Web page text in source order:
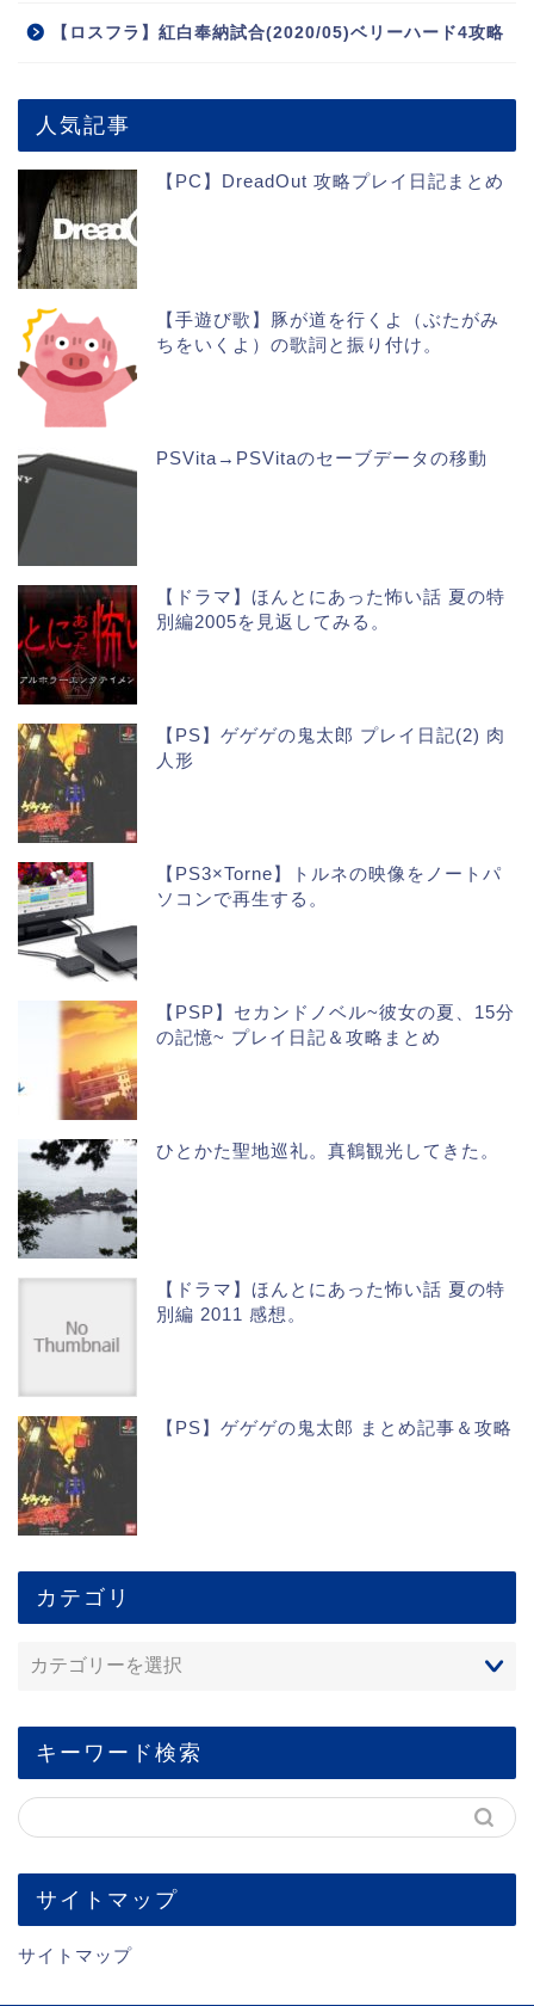
【ロスフラ】紅白奉納試合(2020/05)ベリーハード4攻略
人気記事
【PC】DreadOut 攻略プレイ日記まとめ
【手遊び歌】豚が道を行くよ（ぶたがみ
ちをいくよ）の歌詞と振り付け。
PSVita→PSVitaのセーブデータの移動
【ドラマ】ほんとにあった怖い話 夏の特
別編2005を見返してみる。
【PS】ゲゲゲの鬼太郎 プレイ日記(2) 肉
人形
【PS3×Torne】トルネの映像をノートパ
ソコンで再生する。
【PSP】セカンドノベル~彼女の夏、15分
の記憶~ プレイ日記＆攻略まとめ
ひとかた聖地巡礼。真鶴観光してきた。
【ドラマ】ほんとにあった怖い話 夏の特
別編 2011 感想。
【PS】ゲゲゲの鬼太郎 まとめ記事＆攻略
カテゴリ
キーワード検索
サイトマップ
サイトマップ